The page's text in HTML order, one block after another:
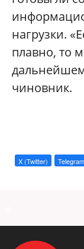
нагрузки.
плавно, то
чиновник.
X (Twitter) Telegram